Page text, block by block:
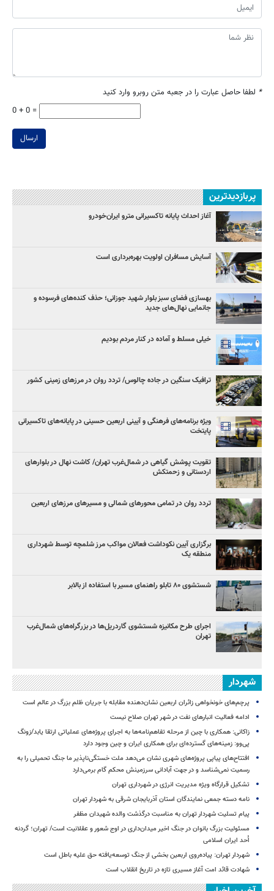
* لطفا حاصل عبارت را در جعبه متن روبرو وارد کنید
0 + 0 =
ارسال
پربازدیدترین
آغاز احداث پایانه تاکسیرانی مترو ایران‌خودرو
آسایش مسافران اولویت بهره‌برداری است
بهسازی فضای سبز بلوار شهید جوزانی؛ حذف کنده‌های فرسوده و
جانمایی نهال‌های جدید
خیلی مسلط و آماده در کنار مردم بودیم
ترافیک سنگین در جاده چالوس/ تردد روان در مرزهای زمینی کشور
ویژه برنامه‌های فرهنگی و آیینی اربعین حسینی در پایانه‌های تاکسیرانی
پایتخت
تقویت پوشش گیاهی در شمال‌غرب تهران/ کاشت نهال در بلوارهای
اردستانی و زحمتکش
تردد روان در تمامی محورهای شمالی و مسیرهای مرزهای اربعین
برگزاری آیین نکوداشت فعالان مواکب مرز شلمچه توسط شهرداری
منطقه یک
شستشوی ۸۰ تابلو راهنمای مسیر با استفاده از بالابر
اجرای طرح مکانیزه شستشوی گاردریل‌ها در بزرگراه‌های شمال‌غرب
تهران
شهردار
پرچم‌های خونخواهی زائران اربعین نشان‌دهنده مقابله با جریان ظلم بزرگ در عالم است
ادامه فعالیت انبارهای نفت در شهر تهران صلاح نیست
زاکانی: همکاری با چین از مرحله تفاهم‌نامه‌ها به اجرای پروژه‌های عملیاتی ارتقا یابد/زونگ
پی‌وو: زمینه‌های گسترده‌ای برای همکاری ایران و چین وجود دارد
افتتاح‌های پیاپی پروژه‌های شهری نشان می‌دهد ملت خستگی‌ناپذیر ما جنگ تحمیلی را به
رسمیت نمی‌شناسد و در جهت آبادانی سرزمینش محکم گام برمی‌دارد
تشکیل قرارگاه ویژه مدیریت انرژی در شهرداری تهران
نامه دسته جمعی نمایندگان استان آذربایجان شرقی به شهردار تهران
پیام تسلیت شهردار تهران به مناسبت درگذشت والده شهیدان مظفر
مسئولیت بزرگ بانوان در جنگ اخیر میدان‌داری‌ در اوج شعور و عقلانیت است/ تهران؛ گردنه
اُحد ایران اسلامی
شهردار تهران: پیاده‌روی اربعین بخشی از جنگ توسعه‌یافته حق علیه باطل است
شهادت قائد امت آغاز مسیری تازه در تاریخ انقلاب است